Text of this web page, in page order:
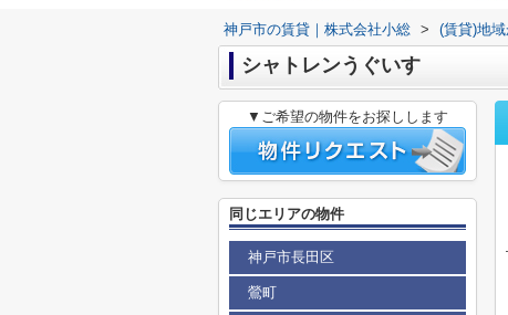
神戸市の賃貸｜株式会社小総 > (賃貸)地
シャトレンうぐいす
▼ご希望の物件をお探しします
同じエリアの物件
神戸市長田区
鶯町